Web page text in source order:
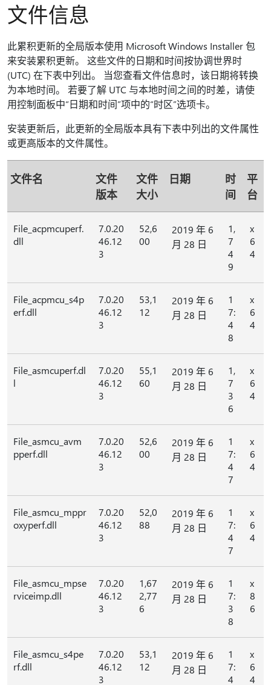
文件信息
此累积更新的全局版本使用 Microsoft Windows Installer 包
来安装累积更新。 这些文件的日期和时间按协调世界时
(UTC) 在下表中列出。 当您查看文件信息时，该日期将转换
为本地时间。 若要了解 UTC 与本地时间之间的时差，请使
用控制面板中“日期和时间”项中的“时区”选项卡。
安装更新后，此更新的全局版本具有下表中列出的文件属性
或更高版本的文件属性。
文件名
文件
版本
文件
大小
日期
时
间
平
台
File_acpmcuperf.
dll
7.0.20
46.12
3
52,6
00
2019 年 6
月 28 日
1,
7
4
9
x
6
4
File_acpmcu_s4p
erf.dll
7.0.20
46.12
3
53,1
12
2019 年 6
月 28 日
1
7:
4
8
x
6
4
File_asmcuperf.dl
l
7.0.20
46.12
3
55,1
60
2019 年 6
月 28 日
1,
7
3
6
x
6
4
File_asmcu_avm
pperf.dll
7.0.20
46.12
3
52,6
00
2019 年 6
月 28 日
1
7:
4
7
x
6
4
File_asmcu_mppr
oxyperf.dll
7.0.20
46.12
3
52,0
88
2019 年 6
月 28 日
1
7:
4
7
x
6
4
File_asmcu_mpse
rviceimp.dll
7.0.20
46.12
3
1,67
2,77
6
2019 年 6
月 28 日
1
7:
3
8
x
8
6
File_asmcu_s4pe
rf.dll
7.0.20
46.12
3
53,1
12
2019 年 6
月 28 日
1
7:
4
x
6
4